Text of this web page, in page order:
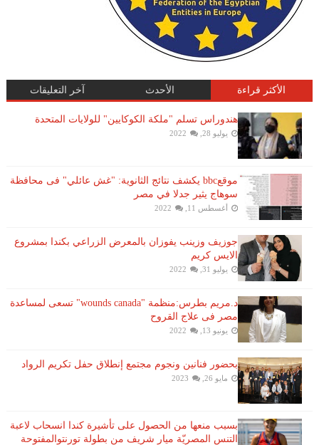
الأكثر قراءة الأحدث آخر التعليقات
هندوراس تسلم "ملكة الكوكايين" للولايات المتحدة
يوليو 28, 2022
موقعbbc يكشف نتائج الثانوية: "غش عائلي" فى محافظة
سوهاج يثير جدلا في مصر
أغسطس 11, 2022
جوزيف وزينب يفوزان بالمعرض الزراعي بكندا بمشروع
الايس كريم
يوليو 31, 2022
د.مريم بطرس:منظمة "wounds canada" تسعى لمساعدة
مصر فى علاج القروح
يونيو 13, 2022
بحضور فنانين ونجوم مجتمع إنطلاق حفل تكريم الرواد
مايو 26, 2023
بسبب منعها من الحصول على تأشيرة كندا انسحاب لاعبة ​
التنس​ المصريّة ​ميار شريف​ من بطولة ​تورنتو​المفتوحة